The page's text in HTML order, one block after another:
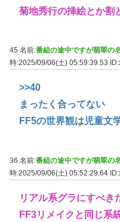
菊地秀行の挿絵とか割
45 名前:番組の途中ですが翡翠の
時:2025/09/06(土) 05:59:39.53
>>40
まったく合ってない
FF5の世界観は児童文
36 名前:番組の途中ですが翡翠の
時:2025/09/06(土) 05:52:29.64
リアル系グラにすべき
FF3リメイクと同じ系